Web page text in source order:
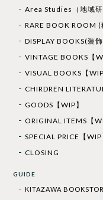
Area Studies（地域研
RARE BOOK ROOM (
DISPLAY BOOKS(装
VINTAGE BOOKS【
VISUAL BOOKS【WIP
CHIRDREN
GOODS【WIP】
ORIGINAL ITEMS【
SPECIAL PRICE【WIP
CLOSING
GUIDE
KITAZAWA